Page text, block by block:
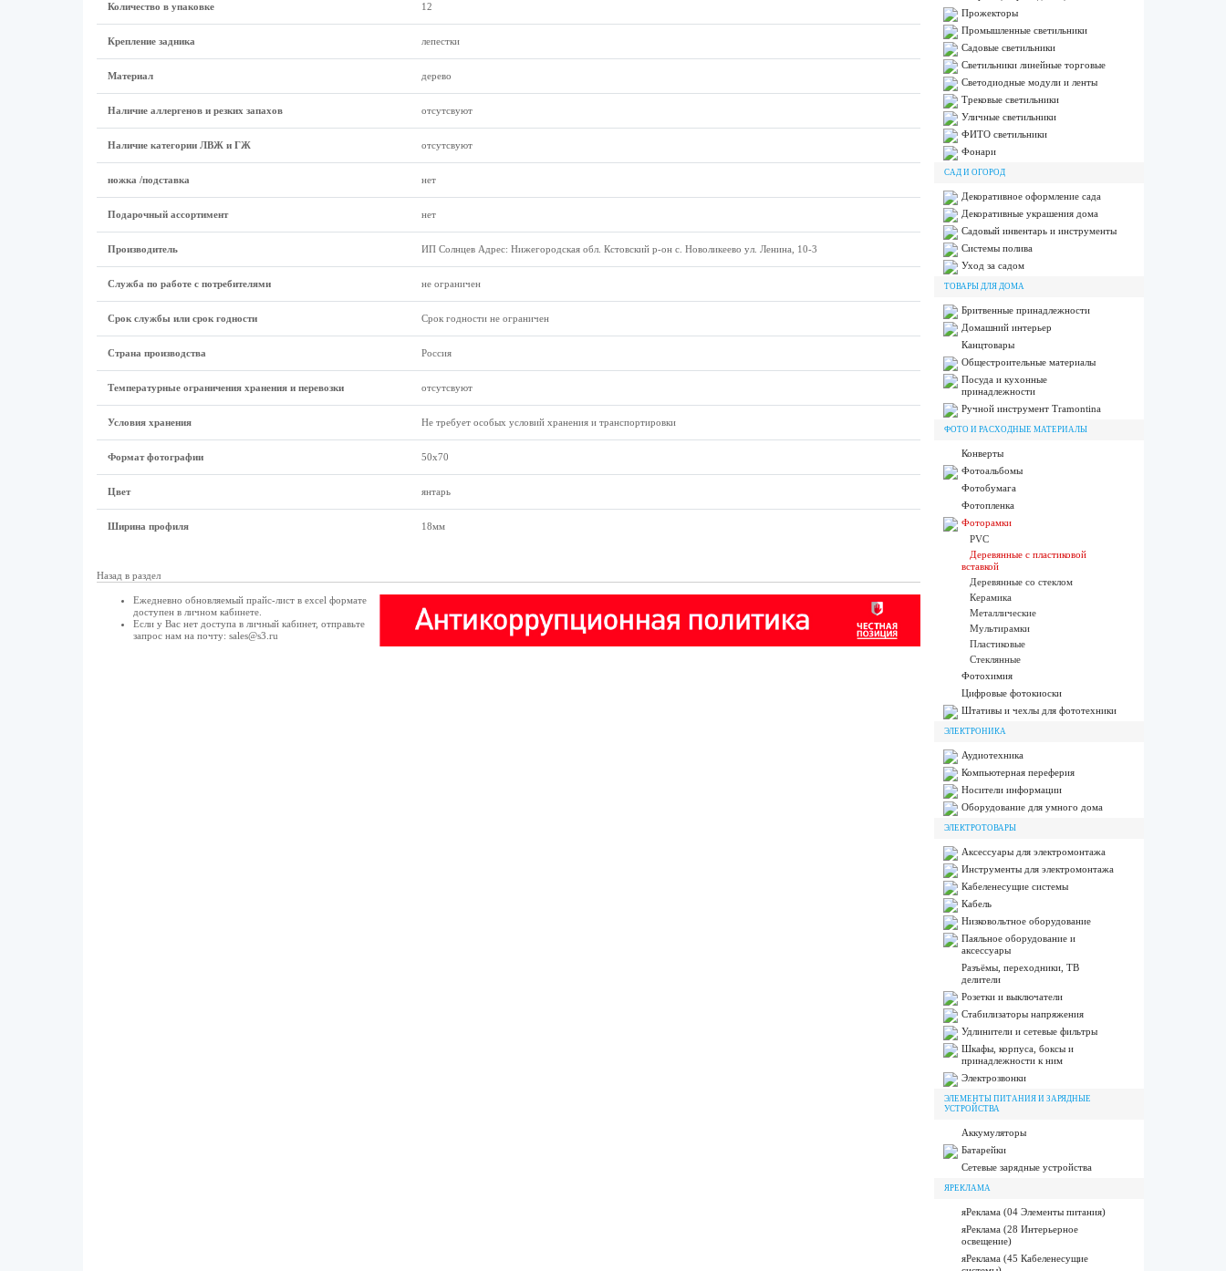
Количество в упаковке 12
Крепление задника лепестки
Материал дерево
Наличие аллергенов и резких запахов отсутсвуют
Наличие категории ЛВЖ и ГЖ отсутсвуют
ножка /подставка нет
Подарочный ассортимент нет
Производитель ИП Солнцев Адрес: Нижегородская обл. Кстовский р-он с. Новоликеево ул. Ленина, 10-3
Служба по работе с потребителями не ограничен
Срок службы или срок годности Срок годности не ограничен
Страна производства Россия
Температурные ограничения хранения и перевозки отсутсвуют
Условия хранения Не требует особых условий хранения и транспортировки
Формат фотографии 50х70
Цвет янтарь
Ширина профиля 18мм
Назад в раздел
Ежедневно обновляемый прайс-лист в excel формате
доступен в личном кабинете.
Если у Вас нет доступа в личный кабинет, отправьте
запрос нам на почту: sales@s3.ru
Прожекторы
Промышленные светильники
Садовые светильники
Светильники линейные торговые
Светодиодные модули и ленты
Трековые светильники
Уличные светильники
ФИТО светильники
Фонари
САД И ОГОРОД
Декоративное оформление сада
Декоративные украшения дома
Садовый инвентарь и инструменты
Системы полива
Уход за садом
ТОВАРЫ ДЛЯ ДОМА
Бритвенные принадлежности
Домашний интерьер
Канцтовары
Общестроительные материалы
Посуда и кухонные
принадлежности
Ручной инструмент Tramontina
ФОТО И РАСХОДНЫЕ МАТЕРИАЛЫ
Конверты
Фотоальбомы
Фотобумага
Фотопленка
Фоторамки
PVC
Деревянные с пластиковой
вставкой
Деревянные со стеклом
Керамика
Металлические
Мультирамки
Пластиковые
Стеклянные
Фотохимия
Цифровые фотокиоски
Штативы и чехлы для фототехники
ЭЛЕКТРОНИКА
Аудиотехника
Компьютерная переферия
Носители информации
Оборудование для умного дома
ЭЛЕКТРОТОВАРЫ
Аксессуары для электромонтажа
Инструменты для электромонтажа
Кабеленесущие системы
Кабель
Низковольтное оборудование
Паяльное оборудование и
аксессуары
Разъёмы, переходники, ТВ
делители
Розетки и выключатели
Стабилизаторы напряжения
Удлинители и сетевые фильтры
Шкафы, корпуса, боксы и
принадлежности к ним
Электрозвонки
ЭЛЕМЕНТЫ ПИТАНИЯ И ЗАРЯДНЫЕ
УСТРОЙСТВА
Аккумуляторы
Батарейки
Сетевые зарядные устройства
ЯРЕКЛАМА
яРеклама (04 Элементы питания)
яРеклама (28 Интерьерное
освещение)
яРеклама (45 Кабеленесущие